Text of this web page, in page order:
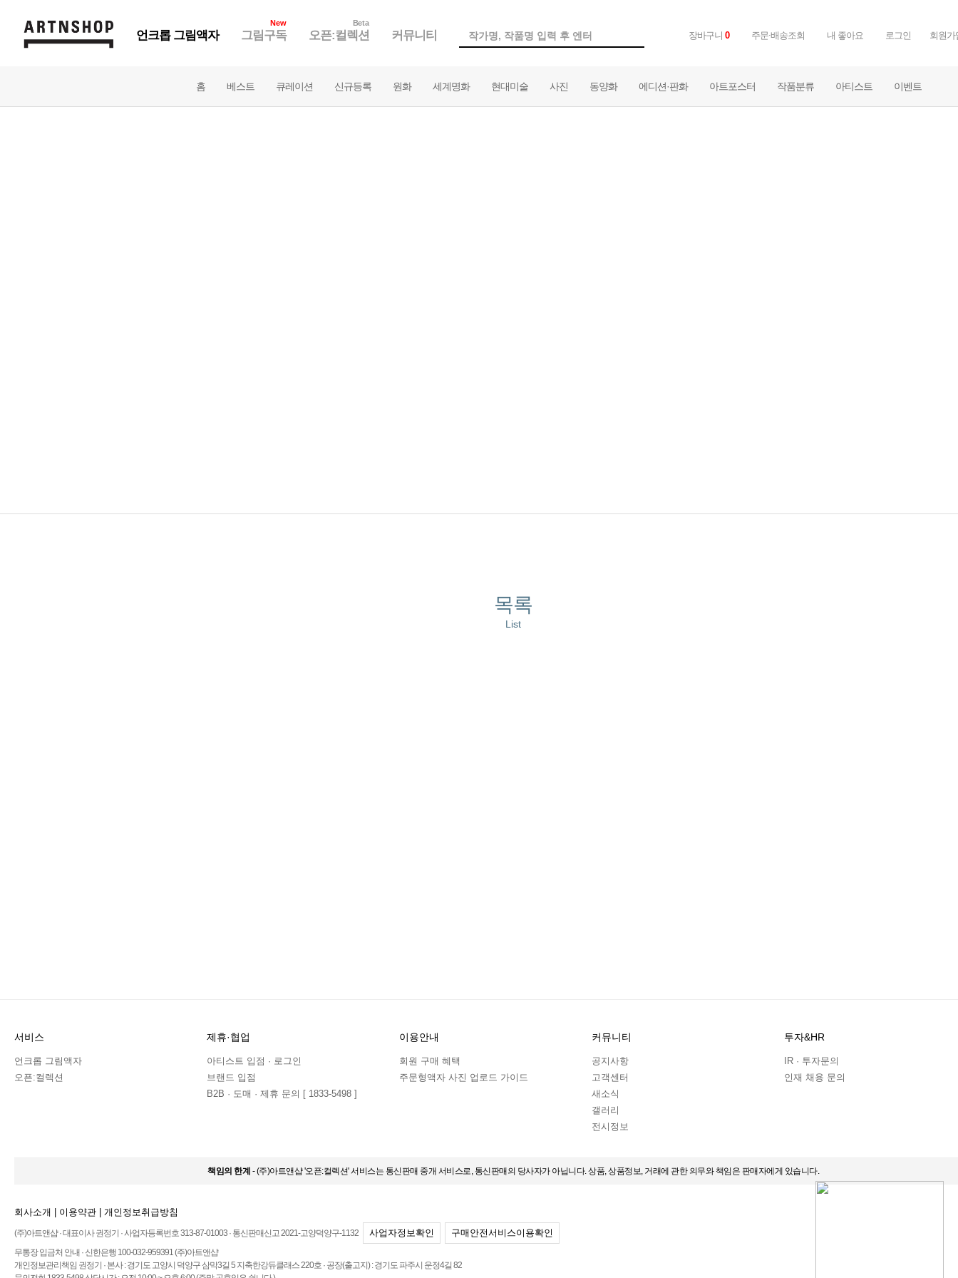
언크롭 그림액자
New
그림구독
Beta
오픈:컬렉션 커뮤니티 장바구니 0 주문·배송조회 내 좋아요 로그인 회원가
홈 베스트 큐레이션 신규등록 원화 세계명화 현대미술 사진 동양화 에디션·판화 아트포스터 작품분류 아티스트 이벤트
목록
List
서비스
언크롭 그림액자
오픈:컬렉션
제휴·협업
아티스트 입점 · 로그인
브랜드 입점
B2B · 도매 · 제휴 문의 [ 1833-5498 ]
이용안내
회원 구매 혜택
주문형액자 사진 업로드 가이드
커뮤니티
공지사항
고객센터
새소식
갤러리
전시정보
투자&HR
IR · 투자문의
인재 채용 문의
책임의 한계 - (주)아트앤샵 '오픈:컬렉션' 서비스는 통신판매 중개 서비스로, 통신판매의 당사자가 아닙니다. 상품, 상품정보, 거래에 관한 의무와 책임은 판매자에게 있습니다.
회사소개 이용약관 개인정보취급방침
(주)아트앤샵 · 대표이사 권정기 · 사업자등록번호 313-87-01003 · 통신판매신고 2021-고양덕양구-1132 사업자정보확인 구매안전서비스이용확인
무통장 입금처 안내 · 신한은행 100-032-959391 (주)아트앤샵
개인정보관리책임 권정기 · 본사 : 경기도 고양시 덕양구 삼막3길 5 지축한강듀클래스 220호 · 공장(출고지) : 경기도 파주시 운정4길 82